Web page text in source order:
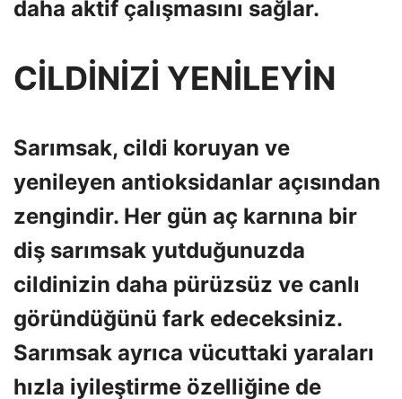
daha aktif çalışmasını sağlar.
CİLDİNİZİ YENİLEYİN
Sarımsak, cildi koruyan ve
yenileyen antioksidanlar açısından
zengindir. Her gün aç karnına bir
diş sarımsak yutduğunuzda
cildinizin daha pürüzsüz ve canlı
göründüğünü fark edeceksiniz.
Sarımsak ayrıca vücuttaki yaraları
hızla iyileştirme özelliğine de